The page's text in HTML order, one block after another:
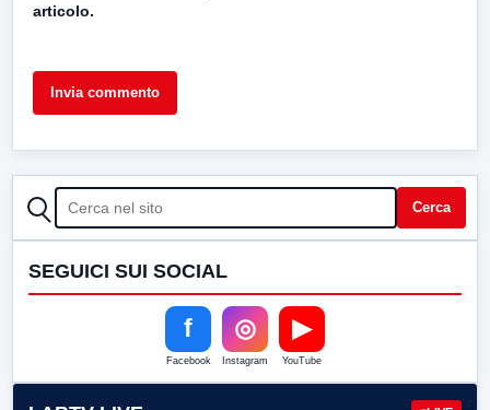
articolo.
CERCA Cerca
SEGUICI SUI SOCIAL
f
Facebook
◎
Instagram
▶
YouTube